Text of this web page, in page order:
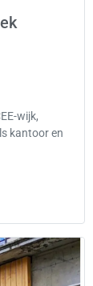
wijk,
kantoor en